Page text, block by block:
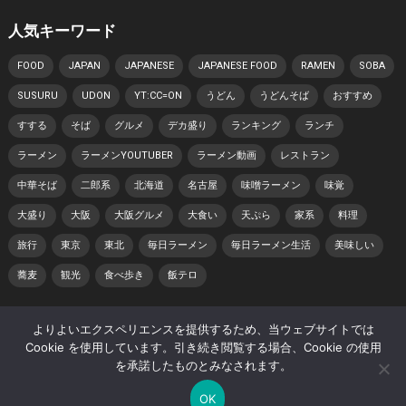
人気キーワード
FOOD JAPAN JAPANESE JAPANESE FOOD RAMEN SOBA
SUSURU UDON YT:CC=ON うどん うどんそば おすすめ
すする そば グルメ デカ盛り ランキング ランチ
ラーメン ラーメンYOUTUBER ラーメン動画 レストラン
中華そば 二郎系 北海道 名古屋 味噌ラーメン 味覚
大盛り 大阪 大阪グルメ 大食い 天ぷら 家系 料理
旅行 東京 東北 毎日ラーメン 毎日ラーメン生活 美味しい
蕎麦 観光 食べ歩き 飯テロ
© 2026 日本らーめん動画紀行 -WordPress Video Theme by
WPEnjoy
著作権・肖像権について
よりよいエクスペリエンスを提供するため、当ウェブサイトでは
Cookie を使用しています。引き続き閲覧する場合、Cookie の使用
を承諾したものとみなされます。
OK